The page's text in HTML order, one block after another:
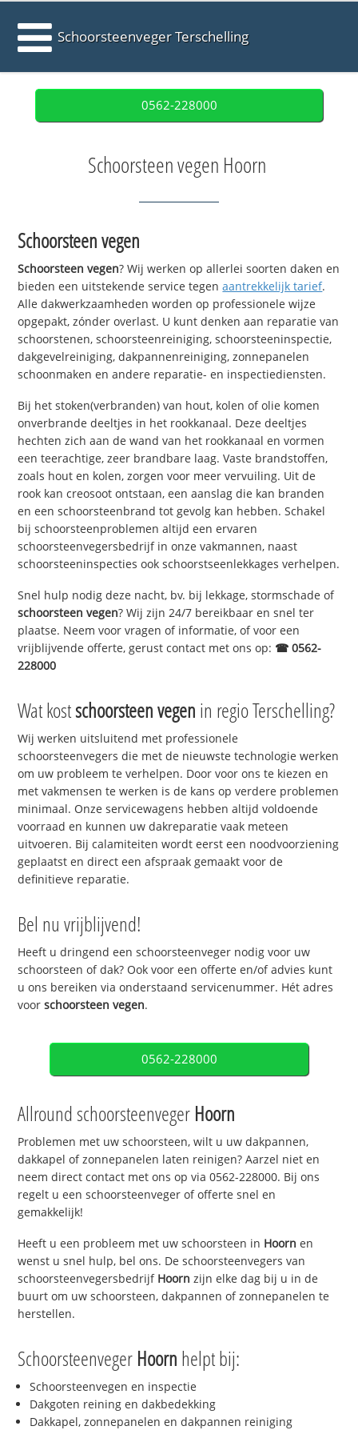
Schoorsteenveger Terschelling
0562-228000
Schoorsteen vegen Hoorn
Schoorsteen vegen
Schoorsteen vegen? Wij werken op allerlei soorten daken en
bieden een uitstekende service tegenaantrekkelijk tarief.
Alle dakwerkzaamheden worden op professionele wijze
opgepakt, zónder overlast. U kunt denken aan reparatie van
schoorstenen, schoorsteenreiniging, schoorsteeninspectie,
dakgevelreiniging, dakpannenreiniging, zonnepanelen
schoonmaken en andere reparatie- en inspectiediensten.
Bij het stoken(verbranden) van hout, kolen of olie komen
onverbrande deeltjes in het rookkanaal. Deze deeltjes
hechten zich aan de wand van het rookkanaal en vormen
een teerachtige, zeer brandbare laag. Vaste brandstoffen,
zoals hout en kolen, zorgen voor meer vervuiling. Uit de
rook kan creosoot ontstaan, een aanslag die kan branden
en een schoorsteenbrand tot gevolg kan hebben. Schakel
bij schoorsteenproblemen altijd een ervaren
schoorsteenvegersbedrijf in onze vakmannen, naast
schoorsteeninspecties ook schoorstseenlekkages verhelpen.
Snel hulp nodig deze nacht, bv. bij lekkage, stormschade of
schoorsteen vegen? Wij zijn 24/7 bereikbaar en snel ter
plaatse. Neem voor vragen of informatie, of voor een
vrijblijvende offerte, gerust contact met ons op: ☎ 0562-
228000
Wat kostschoorsteen vegen in regio Terschelling?
Wij werken uitsluitend met professionele
schoorsteenvegers die met de nieuwste technologie werken
om uw probleem te verhelpen. Door voor ons te kiezen en
met vakmensen te werken is de kans op verdere problemen
minimaal. Onze servicewagens hebben altijd voldoende
voorraad en kunnen uw dakreparatie vaak meteen
uitvoeren. Bij calamiteiten wordt eerst een noodvoorziening
geplaatst en direct een afspraak gemaakt voor de
definitieve reparatie.
Bel nu vrijblijvend!
Heeft u dringend een schoorsteenveger nodig voor uw
schoorsteen of dak? Ook voor een offerte en/of advies kunt
u ons bereiken via onderstaand servicenummer. Hét adres
voorschoorsteen vegen.
0562-228000
Allround schoorsteenveger Hoorn
Problemen met uw schoorsteen, wilt u uw dakpannen,
dakkapel of zonnepanelen laten reinigen? Aarzel niet en
neem direct contact met ons op via 0562-228000. Bij ons
regelt u een schoorsteenveger of offerte snel en
gemakkelijk!
Heeft u een probleem met uw schoorsteen in Hoorn en
wenst u snel hulp, bel ons. De schoorsteenvegers van
schoorsteenvegersbedrijf Hoorn zijn elke dag bij u in de
buurt om uw schoorsteen, dakpannen of zonnepanelen te
herstellen.
Schoorsteenveger Hoorn helpt bij:
Schoorsteenvegen en inspectie
Dakgoten reining en dakbedekking
Dakkapel, zonnepanelen en dakpannen reiniging